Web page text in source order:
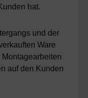
hat.
und der
Ware
auf den Kunden